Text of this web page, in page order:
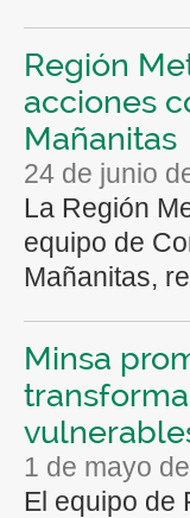
Región
acciones
Mañanitas
24 de junio
La Región
equipo de
Mañanitas,
Minsa
1 de mayo
El equipo de